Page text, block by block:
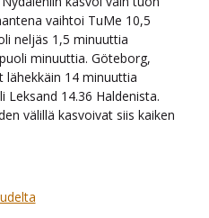
vaihtoi TuMe 10,5
neljäs 1,5 minuuttia
minuuttia. Göteborg,
lähekkäin 14 minuuttia
14.36 Haldenista.
välillä kasvoivat siis kaiken